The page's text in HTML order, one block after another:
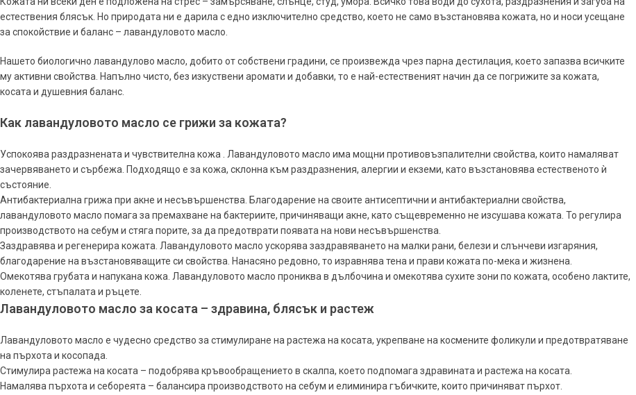
естествения блясък. Но природата ни е дарила с едно изключително средство, което не само възстановява кожата, но и носи усещане
за спокойствие и баланс – лавандуловото масло.
Нашето биологично лавандулово масло, добито от собствени градини, се произвежда чрез парна дестилация, което запазва всичките
му активни свойства. Напълно чисто, без изкуствени аромати и добавки, то е най-естественият начин да се погрижите за кожата,
косата и душевния баланс.
Как лавандуловото масло се грижи за кожата?
Успокоява раздразнената и чувствителна кожа . Лавандуловото масло има мощни противовъзпалителни свойства, които намаляват
зачервяването и сърбежа. Подходящо е за кожа, склонна към раздразнения, алергии и екземи, като възстановява естественото ѝ
състояние.
Антибактериална грижа при акне и несъвършенства. Благодарение на своите антисептични и антибактериални свойства,
лавандуловото масло помага за премахване на бактериите, причиняващи акне, като същевременно не изсушава кожата. То регулира
производството на себум и стяга порите, за да предотврати появата на нови несъвършенства.
Заздравява и регенерира кожата. Лавандуловото масло ускорява заздравяването на малки рани, белези и слънчеви изгаряния,
благодарение на възстановяващите си свойства. Нанасяно редовно, то изравнява тена и прави кожата по-мека и жизнена.
Омекотява грубата и напукана кожа. Лавандуловото масло прониква в дълбочина и омекотява сухите зони по кожата, особено лактите,
коленете, стъпалата и ръцете.
Лавандуловото масло за косата – здравина, блясък и растеж
Лавандуловото масло е чудесно средство за стимулиране на растежа на косата, укрепване на космените фоликули и предотвратяване
на пърхота и косопада.
Стимулира растежа на косата – подобрява кръвообращението в скалпа, което подпомага здравината и растежа на косата.
Намалява пърхота и себореята – балансира производството на себум и елиминира гъбичките, които причиняват пърхот.